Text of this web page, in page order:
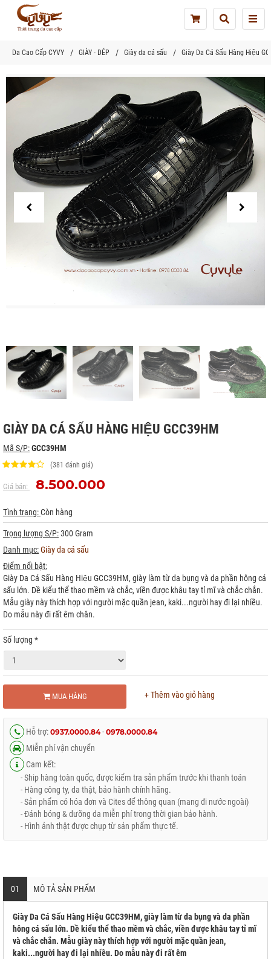
Da Cao Cấp CYVY GIÀY - DÉP Giày da cá sấu Giày Da Cá Sấu Hàng Hiệu
GIÀY DA CÁ SẤU HÀNG HIỆU GCC39HM
Mã S/P:GCC39HM
(381 đánh giá)
Giá bán: 8.500.000
Tình trạng:Còn hàng
Trọng lượng S/P:300 Gram
Danh mục:Giày da cá sấu
Điểm nổi bật:
Giày Da Cá Sấu Hàng Hiệu GCC39HM, giày làm từ da bụng và da phần hông cá
sấu lớn. Dề kiểu thể thao mềm và chắc, viền được khâu tay tỉ mĩ và chắc chắn.
Mẫu giày này thích hợp với người mặc quần jean, kaki...người hay đi lại nhiều.
Do mẫu này đi rất êm chân.
Số lượng *
MUA HÀNG + Thêm vào giỏ hàng
Hỗ trợ: 0937.0000.84- 0978.0000.84
Miễn phí vận chuyển
Cam kết:
- Ship hàng toàn quốc, được kiểm tra sản phẩm trước khi thanh toán
- Hàng công ty, da thật, bảo hành chính hãng.
- Sản phẩm có hóa đơn và Cites để thông quan (mang đi nước ngoài)
- Đánh bóng & dưỡng da miễn phí trong thời gian bảo hành.
- Hình ảnh thật được chụp từ sản phẩm thực tế.
01 MÔ TẢ SẢN PHẨM
Giày Da Cá Sấu Hàng Hiệu GCC39HM, giày làm từ da bụng và da phần
hông cá sấu lớn. Dề kiểu thể thao mềm và chắc, viền được khâu tay tỉ mĩ
và chắc chắn. Mẫu giày này thích hợp với người mặc quần jean,
kaki...người hay đi lại nhiều. Do mẫu này đi rất êm